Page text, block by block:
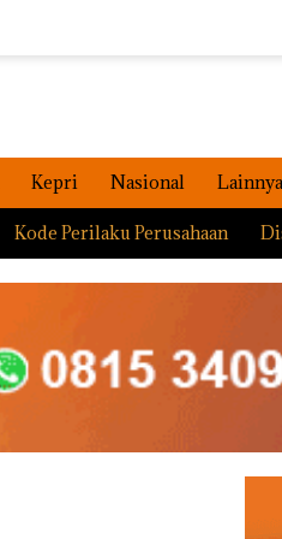
Kepri Nasional Lainnya
Kode Perilaku Perusahaan